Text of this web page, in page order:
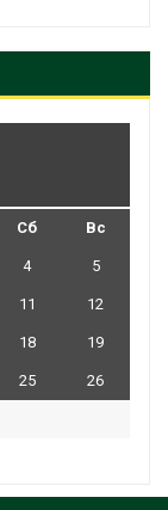
Сб Вс
4 5
11 12
18 19
25 26